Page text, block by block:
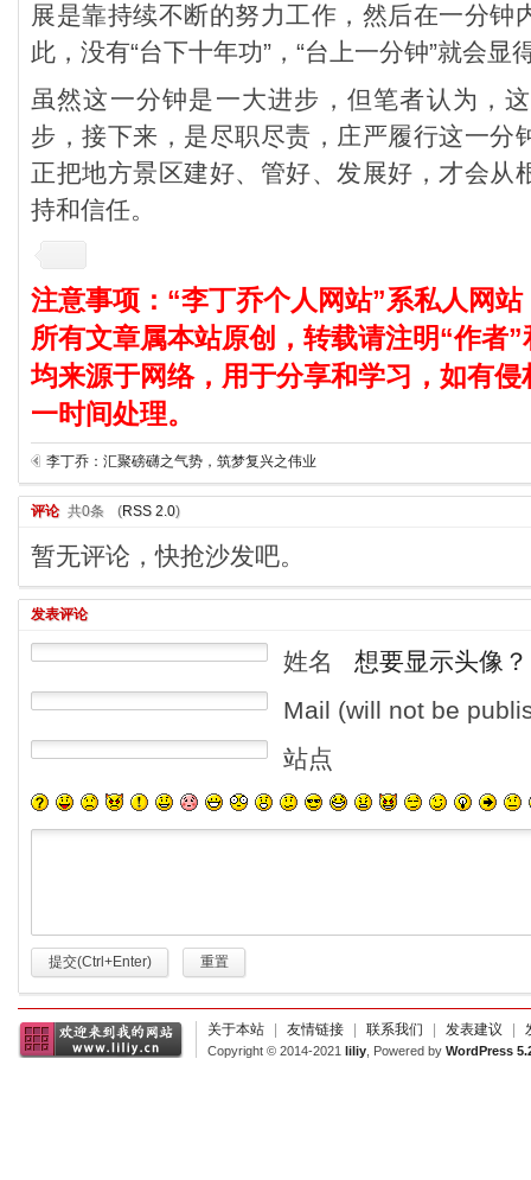
展是靠持续不断的努力工作，然后在一分钟
此，没有“台下十年功”，“台上一分钟”就会显
虽然这一分钟是一大进步，但笔者认为，
步，接下来，是尽职尽责，庄严履行这一分
正把地方景区建好、管好、发展好，才会从
持和信任。
注意事项：“李丁乔个人网站”系私人网
所有文章属本站原创，转载请注明“作者
均来源于网络，用于分享和学习，如有
一时间处理。
李丁乔：汇聚磅礴之气势，筑梦复兴之伟业
评论 共0条 (RSS 2.0)
暂无评论，快抢沙发吧。
发表评论
姓名
想要显示头像？
Mail (will not be
站点
提交(Ctrl+Enter) 重置
关于本站 | 友情链接 | 联系我们 | 发表建议 |
Copyright © 2014-2021 liliy , Powered by WordPress